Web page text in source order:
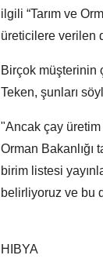
ilgili “Tarım ve
üreticilere verilen
Birçok müşterinin
Teken, şunları
"Ancak çay üretim
Orman Bakanlığı
birim listesi
belirliyoruz ve bu
HIBYA